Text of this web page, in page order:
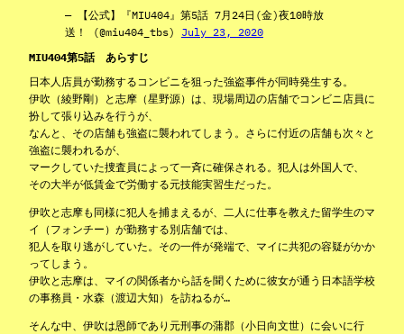
— 【公式】『MIU404』第5話 7月24日(金)夜10時放
送！ (@miu404_tbs) July 23, 2020
MIU404第5話 あらすじ
日本人店員が勤務するコンビニを狙った強盗事件が同時発生する。
伊吹（綾野剛）と志摩（星野源）は、現場周辺の店舗でコンビニ店員に
扮して張り込みを行うが、
なんと、その店舗も強盗に襲われてしまう。さらに付近の店舗も次々と
強盗に襲われるが、
マークしていた捜査員によって一斉に確保される。犯人は外国人で、
その大半が低賃金で労働する元技能実習生だった。
伊吹と志摩も同様に犯人を捕まえるが、二人に仕事を教えた留学生のマ
イ（フォンチー）が勤務する別店舗では、
犯人を取り逃がしていた。その一件が発端で、マイに共犯の容疑がかか
ってしまう。
伊吹と志摩は、マイの関係者から話を聞くために彼女が通う日本語学校
の事務員・水森（渡辺大知）を訪ねるが…
そんな中、伊吹は恩師であり元刑事の蒲郡（小日向文世）に会いに行